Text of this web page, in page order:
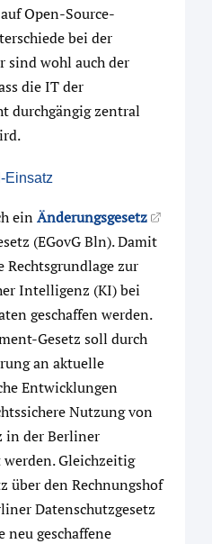
Open-Source-
bei der
sind wohl auch der
die IT der
durchgängig zentral
Einsatz
einÄnderungsgesetz
(EGovG Bln). Damit
zur
Intelligenz (KI) bei
geschaffen werden.
Gesetz soll durch
an aktuelle
Entwicklungen
Nutzung von
in der Berliner
Gleichzeitig
über den Rechnungshof
Datenschutzgesetz
geschaffene